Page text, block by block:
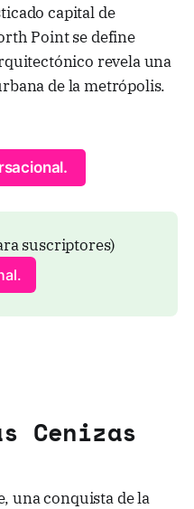
capital de
Point se define
revela una
de la metrópolis.
suscriptores)
Cenizas
una conquista de la